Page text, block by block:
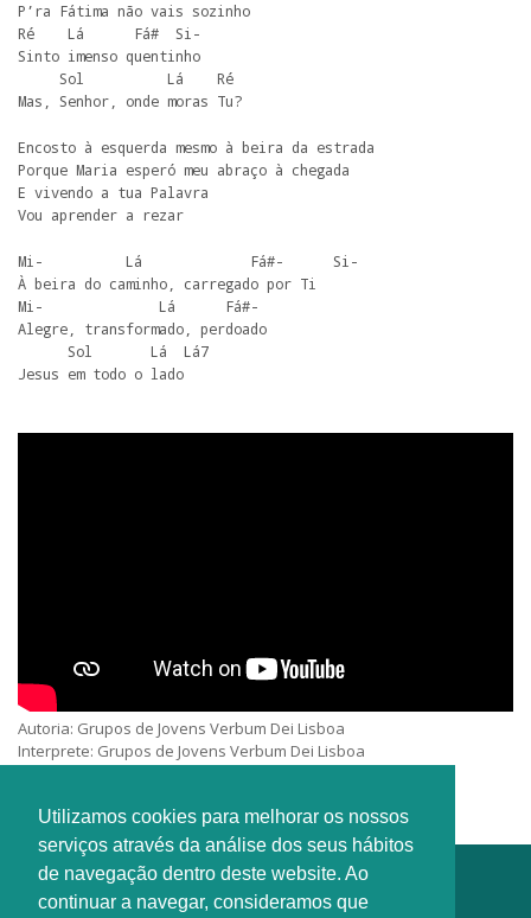
Utilizamos cookies para melhorar os nossos
serviços através da análise dos seus hábitos
de navegação dentro deste website. Ao
continuar a navegar, consideramos que
P’ra Fátima não vais sozinho
Ré    Lá      Fá#  Si-
Sinto imenso quentinho
Mas, Senhor, onde moras Tu?
Encosto à esquerda mesmo à beira da estrada
Porque Maria esperó meu abraço à chegada
E vivendo a tua Palavra
Vou aprender a rezar
Mi-          Lá             Fá#-      Si-
À beira do caminho, carregado por Ti
Mi-              Lá      Fá#-
Alegre, transformado, perdoado
Jesus em todo o lado
Autoria: Grupos de Jovens Verbum Dei Lisboa
Interprete: Grupos de Jovens Verbum Dei Lisboa